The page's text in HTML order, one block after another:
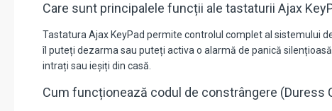
Care sunt principalele funcții ale tastaturii Ajax
Tastatura Ajax KeyPad permite controlul complet al sistemului
îl puteți dezarma sau puteți activa o alarmă de panică
intrați sau ieșiți din casă.
Cum funcționează codul de constrângere (Duress